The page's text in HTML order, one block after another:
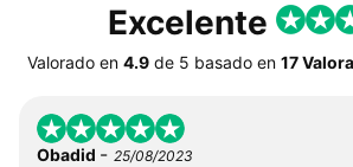
Excelente
Valorado en 4.9 de 5 basado en 17
Obadid - 25/08/2023